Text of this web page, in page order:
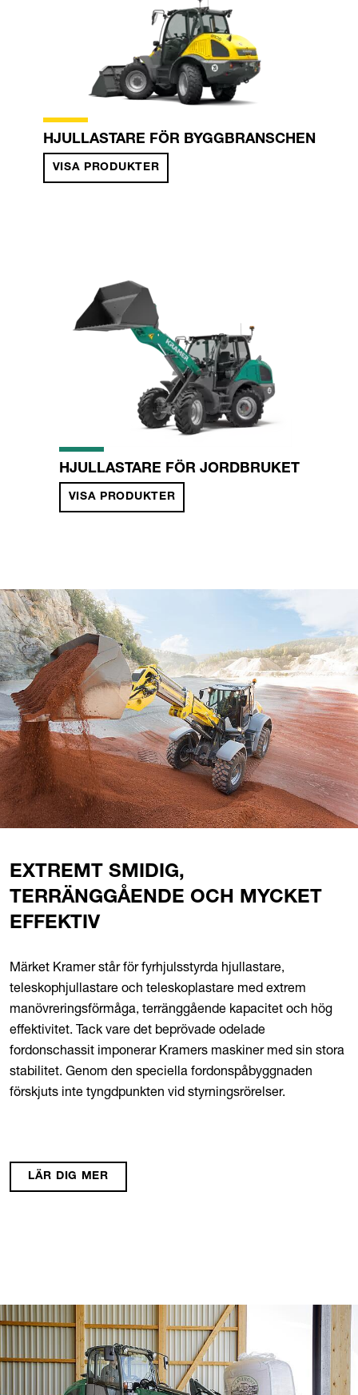
HJULLASTARE FÖR BYGGBRANSCHEN
VISA PRODUKTER
HJULLASTARE FÖR JORDBRUKET
VISA PRODUKTER
EXTREMT SMIDIG,
TERRÄNGGÅENDE OCH MYCKET
EFFEKTIV
Märket Kramer står för fyrhjulsstyrda hjullastare,
teleskophjullastare och teleskoplastare med extrem
manövreringsförmåga, terränggående kapacitet och hög
effektivitet. Tack vare det beprövade odelade
fordonschassit imponerar Kramers maskiner med sin stora
stabilitet. Genom den speciella fordonspåbyggnaden
förskjuts inte tyngdpunkten vid styrningsrörelser.
LÄR DIG MER